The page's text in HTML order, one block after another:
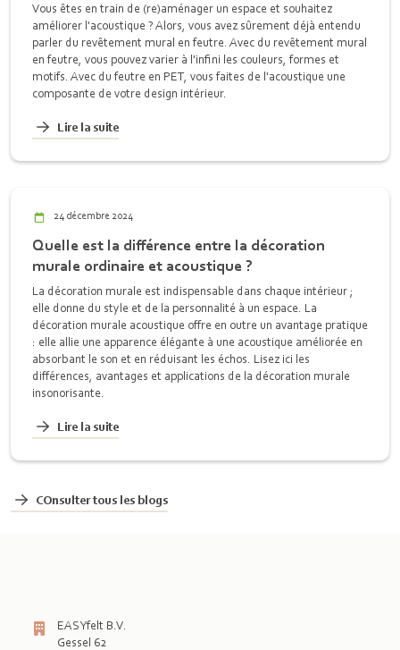
Vous êtes en train de (re)aménager un espace et souhaitez
améliorer l'acoustique ? Alors, vous avez sûrement déjà entendu
parler du revêtement mural en feutre. Avec du revêtement mural
en feutre, vous pouvez varier à l'infini les couleurs, formes et
motifs. Avec du feutre en PET, vous faites de l'acoustique une
composante de votre design intérieur.
Lire la suite
24 décembre 2024
Quelle est la différence entre la décoration
murale ordinaire et acoustique ?
La décoration murale est indispensable dans chaque intérieur ;
elle donne du style et de la personnalité à un espace. La
décoration murale acoustique offre en outre un avantage pratique
: elle allie une apparence élégante à une acoustique améliorée en
absorbant le son et en réduisant les échos. Lisez ici les
différences, avantages et applications de la décoration murale
insonorisante.
Lire la suite
COnsulter tous les blogs
EASYfelt B.V.
Gessel 62